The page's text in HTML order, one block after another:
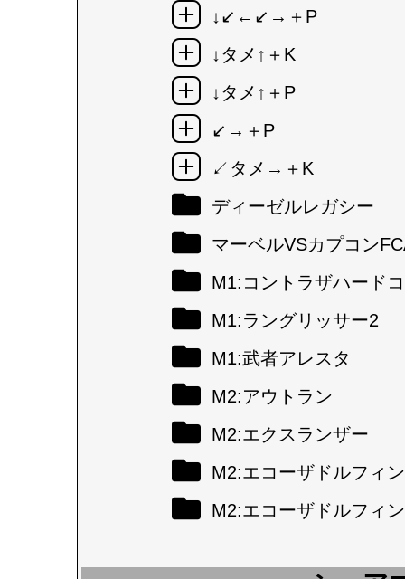
↓↙←↙→＋P
↓タメ↑＋K
↓タメ↑＋P
↙→＋P
↙タメ→＋K
ディーゼルレガシー
マーベルVSカプコン
M1:コントラザハード
M1:ラングリッサー2
M1:武者アレスタ
M2:アウトラン
M2:エクスランザー
M2:エコーザドルフィン
M2:エコーザドルフィ